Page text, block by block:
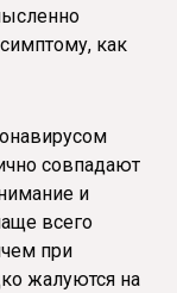
как
совпадают
и
всего
при
жалуются на